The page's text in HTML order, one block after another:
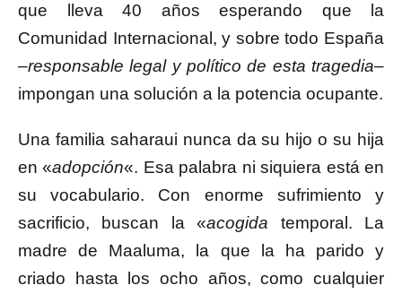
que lleva 40 años esperando que la
Comunidad Internacional, y sobre todo España
–responsable legal y político de esta tragedia–
impongan una solución a la potencia ocupante.
Una familia saharaui nunca da su hijo o su hija
en «adopción«. Esa palabra ni siquiera está en
su vocabulario. Con enorme sufrimiento y
sacrificio, buscan la «acogida temporal. La
madre de Maaluma, la que la ha parido y
criado hasta los ocho años, como cualquier